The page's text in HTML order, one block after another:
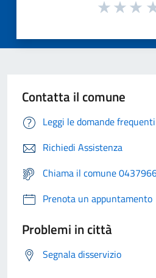
Contatta il comune
Leggi le domande frequenti
Richiedi Assistenza
Chiama il comune
Prenota un appuntamento
Problemi in città
Segnala disservizio